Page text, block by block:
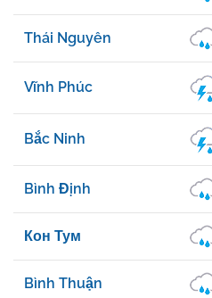
Thái Nguyên
Vĩnh Phúc
Bắc Ninh
Bình Định
Кон Тум
Bình Thuận